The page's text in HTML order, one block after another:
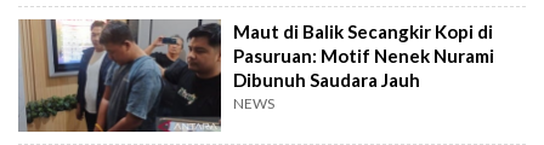
Maut di Balik Secangkir Kopi di
Pasuruan: Motif Nenek Nurami
Dibunuh Saudara Jauh
NEWS